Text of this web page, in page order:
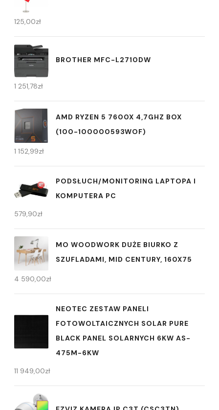
125,00zł
BROTHER MFC-L2710DW
1 251,78zł
AMD RYZEN 5 7600X 4,7GHZ BOX
(100-100000593WOF)
1 152,99zł
PODSŁUCH/MONITORING LAPTOPA I
KOMPUTERA PC
579,90zł
MO WOODWORK DUŻE BIURKO Z
SZUFLADAMI, MID CENTURY, 160X75
4 590,00zł
NEOTEC ZESTAW PANELI
FOTOWOLTAICZNYCH SOLAR PURE
BLACK PANEL SOLARNYCH 6KW AS-
475M-6KW
11 949,00zł